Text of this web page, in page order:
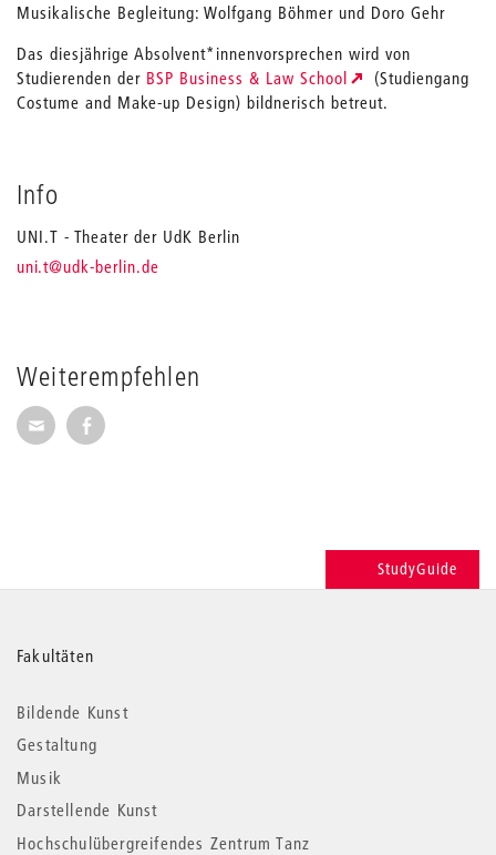
Weiterempfehlen
Seite per E-Mail weiterempfehlen
Seite auf Facebook weiterempfehlen
Musikalische Begleitung: Wolfgang Böhmer und Doro Gehr
Das diesjährige Absolvent*innenvorsprechen wird von
Studierenden der BSP Business & Law School
(Studiengang
Costume and Make-up Design) bildnerisch betreut.
Info
UNI.T - Theater der UdK Berlin
uni.t_
@udk-berlin.de
StudyGuide
Weitere
Informationen
Fakultäten
Bildende Kunst
Gestaltung
Musik
Darstellende Kunst
Hochschulübergreifendes Zentrum Tanz